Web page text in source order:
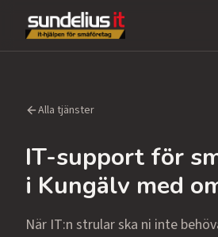
Alla tjänster
IT-support för
i Kungälv med
När IT:n strular ska ni inte